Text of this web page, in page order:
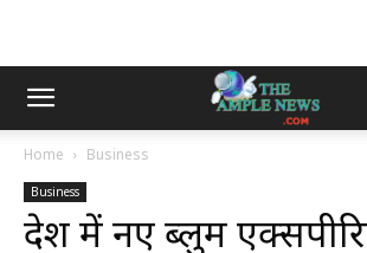
Home Business
Business
प्रदेश में नए ब्लुम